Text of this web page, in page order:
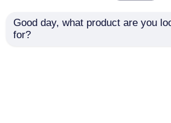
Good day, what product are you
for?